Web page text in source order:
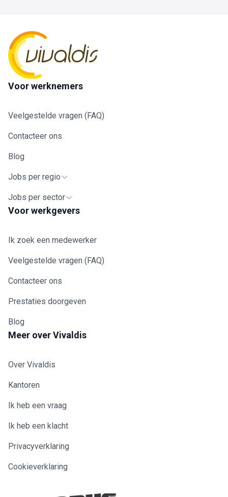
Voor werknemers
Veelgestelde vragen (FAQ)
Contacteer ons
Blog
Jobs per regio
Jobs per sector
Voor werkgevers
Ik zoek een medewerker
Veelgestelde vragen (FAQ)
Contacteer ons
Prestaties doorgeven
Blog
Meer over Vivaldis
Over Vivaldis
Kantoren
Ik heb een vraag
Ik heb een klacht
Privacyverklaring
Cookieverklaring